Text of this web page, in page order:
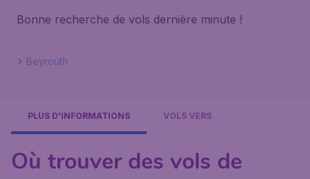
Bonne recherche de vols dernière minute !
Beyrouth
PLUS D'INFORMATIONS VOLS VERS
Où trouver des vols de